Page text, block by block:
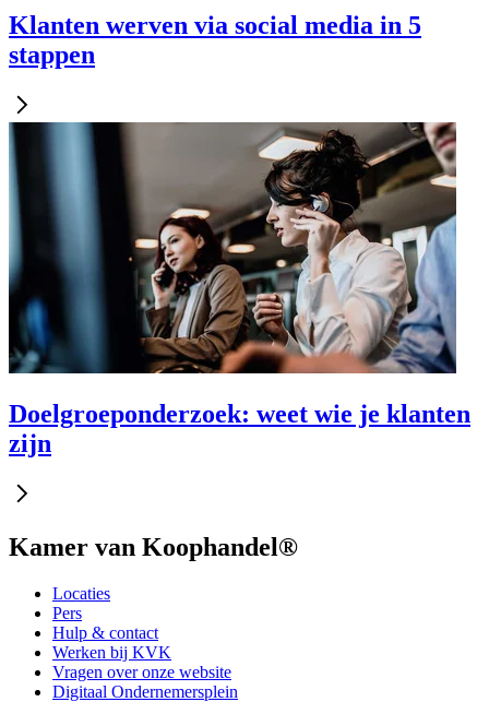
Klanten werven via social media in 5
stappen
Doelgroeponderzoek: weet wie je klanten
zijn
Kamer van Koophandel®
Locaties
Pers
Hulp & contact
Werken bij KVK
Vragen over onze website
Digitaal Ondernemersplein